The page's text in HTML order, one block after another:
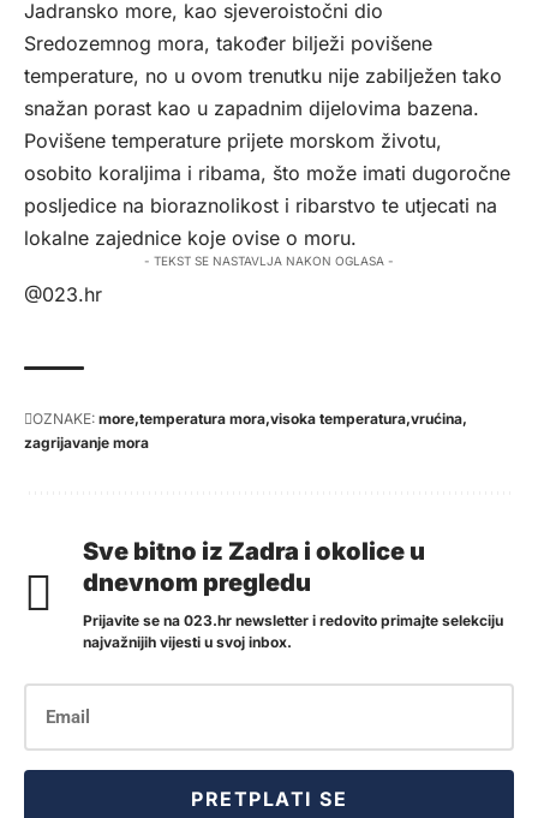
Jadransko more, kao sjeveroistočni dio
Sredozemnog mora, također bilježi povišene
temperature, no u ovom trenutku nije zabilježen tako
snažan porast kao u zapadnim dijelovima bazena.
Povišene temperature prijete morskom životu,
osobito koraljima i ribama, što može imati dugoročne
posljedice na bioraznolikost i ribarstvo te utjecati na
lokalne zajednice koje ovise o moru.
- TEKST SE NASTAVLJA NAKON OGLASA -
@023.hr
OZNAKE: more temperatura mora visoka temperatura vrućina
zagrijavanje mora
Sve bitno iz Zadra i okolice u
dnevnom pregledu
Prijavite se na 023.hr newsletter i redovito primajte selekciju
najvažnijih vijesti u svoj inbox.
PRETPLATI SE